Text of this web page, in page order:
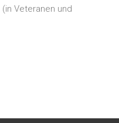
(in Veteranen und